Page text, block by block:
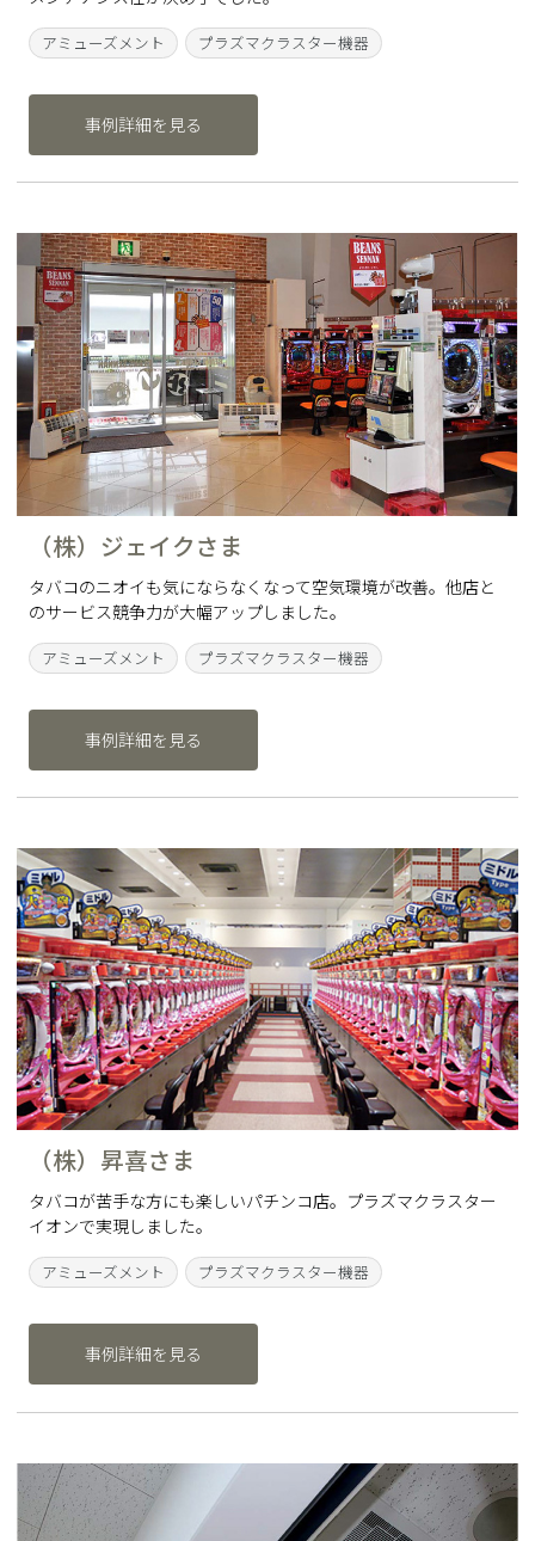
アミューズメント プラズマクラスター機器
事例詳細を見る
（株）ジェイクさま
タバコのニオイも気にならなくなって空気環境が改善。他店と
のサービス競争力が大幅アップしました。
アミューズメント プラズマクラスター機器
事例詳細を見る
（株）昇喜さま
タバコが苦手な方にも楽しいパチンコ店。プラズマクラスター
イオンで実現しました。
アミューズメント プラズマクラスター機器
事例詳細を見る